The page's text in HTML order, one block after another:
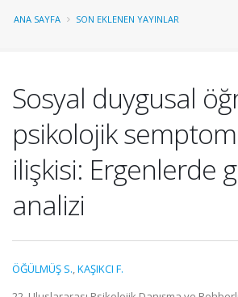
ANA SAYFA SON EKLENEN YAYINLAR
Sosyal duygusal
psikolojik
ilişkisi: Ergenlerde
analizi
ÖĞÜLMÜŞ S.,KAŞIKCI F.